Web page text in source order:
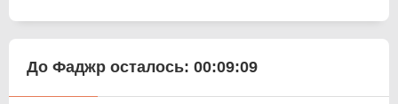
До Фаджр осталось: 00:09:08